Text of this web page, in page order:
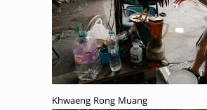
Khwaeng Rong Muang